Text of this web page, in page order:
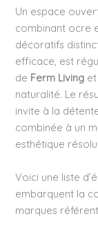
Un espace
combinant ocre
décoratifs
efficace, est
de Ferm Living
naturalité. Le
invite à la
combinée à un
esthétique
Voici une liste
embarquent la
marques